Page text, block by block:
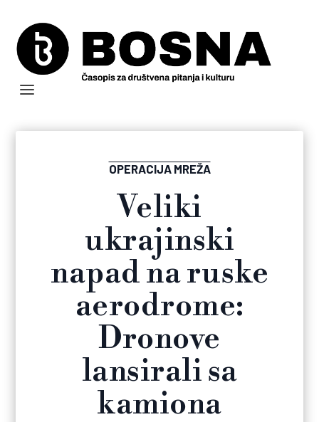
OPERACIJA MREŽA
Veliki
ukrajinski
napad na ruske
aerodrome:
Dronove
lansirali sa
kamiona